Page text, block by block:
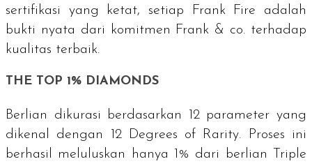
sertifikasi yang ketat, setiap Frank Fire adalah
bukti nyata dari komitmen Frank & co. terhadap
kualitas terbaik.
THE TOP 1% DIAMONDS
Berlian dikurasi berdasarkan 12 parameter yang
dikenal dengan
12 Degrees of Rarity. Proses ini
berhasil meluluskan hanya 1% dari berlian
Triple